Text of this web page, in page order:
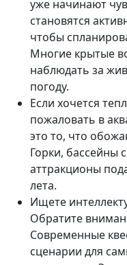
уже начинают
становятся
чтобы
Многие крытые
наблюдать за
погоду.
Если хочется
пожаловать в
это то, что
Горки, бассейны
аттракционы
лета.
Ищете
Обратите
Современные
сценарии для